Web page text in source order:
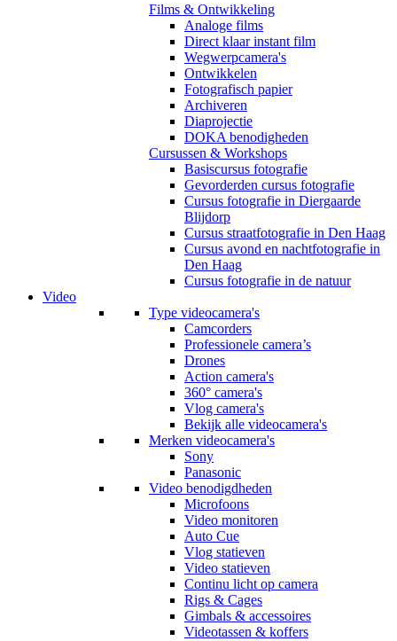
Films & Ontwikkeling
Analoge films
Direct klaar instant film
Wegwerpcamera's
Ontwikkelen
Fotografisch papier
Archiveren
Diaprojectie
DOKA benodigheden
Cursussen & Workshops
Basiscursus fotografie
Gevorderden cursus fotografie
Cursus fotografie in Diergaarde
Blijdorp
Cursus straatfotografie in Den Haag
Cursus avond en nachtfotografie in
Den Haag
Cursus fotografie in de natuur
Video
Type videocamera's
Camcorders
Professionele camera’s
Drones
Action camera's
360° camera's
Vlog camera's
Bekijk alle videocamera's
Merken videocamera's
Sony
Panasonic
Video benodigdheden
Microfoons
Video monitoren
Auto Cue
Vlog statieven
Video statieven
Continu licht op camera
Rigs & Cages
Gimbals & accessoires
Videotassen & koffers